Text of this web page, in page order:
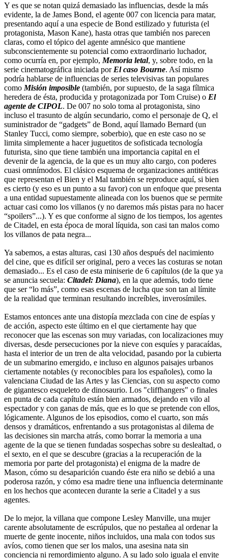
Y es que se notan quizá demasiado las influencias, desde la más
evidente, la de James Bond, el agente 007 con licencia para matar,
presentando aquí a una especie de Bond estilizado y futurista (el
protagonista, Mason Kane), hasta otras que también nos parecen
claras, como el tópico del agente amnésico que mantiene
subconscientemente su potencial como extraordinario luchador,
como ocurría en, por ejemplo, Memoria letal, y, sobre todo, en la
serie cinematográfica iniciada por El caso Bourne. Así mismo
podría hablarse de influencias de series televisivas tan populares
como Misión imposible (también, por supuesto, de la saga fílmica
heredera de ésta, producida y protagonizada por Tom Cruise) o El
agente de CIPOL. De 007 no solo toma al protagonista, sino
incluso el trasunto de algún secundario, como el personaje de Q, el
suministrador de “gadgets” de Bond, aquí llamado Bernard (un
Stanley Tucci, como siempre, soberbio), que en este caso no se
limita simplemente a hacer juguetitos de sofisticada tecnología
futurista, sino que tiene también una importancia capital en el
devenir de la agencia, de la que es un muy alto cargo, con poderes
cuasi omnímodos. El clásico esquema de organizaciones antitéticas
que representan el Bien y el Mal también se reproduce aquí, si bien
es cierto (y eso es un punto a su favor) con un enfoque que presenta
a una entidad supuestamente alineada con los buenos que se permite
actuar casi como los villanos (y no daremos más pistas para no hacer
“spoilers”...). Y es que conforme al signo de los tiempos, los agentes
de Citadel, en esta época de moral líquida, son casi tan malos como
los villanos de pata negra...
Ya sabemos, a estas alturas, casi 130 años después del nacimiento
del cine, que es difícil ser original, pero a veces las costuras se notan
demasiado... Es el caso de esta miniserie de 6 capítulos (de la que ya
se anuncia secuela: Citadel: Diana), en la que además, todo tiene
que ser “lo más”, como esas escenas de lucha que son tan al límite
de la realidad que terminan resultando increíbles, inverosímiles.
Estamos entonces ante una distopía mezclada con cine de espías y
de acción, aspecto este último en el que ciertamente hay que
reconocer que las escenas son muy variadas, con localizaciones muy
diversas, desde persecuciones por la nieve con esquíes y paracaídas,
hasta el interior de un tren de alta velocidad, pasando por la cubierta
de un submarino emergido, e incluso en algunos paisajes urbanos
ciertamente notables (y reconocibles para los españoles), como la
valenciana Ciudad de las Artes y las Ciencias, con su aspecto como
de gigantesco esqueleto de dinosaurio. Los "cliffhangers" o finales
en punta de cada capítulo están bien armados, dejando en vilo al
espectador y con ganas de más, que es lo que se pretende con ellos,
lógicamente. Algunos de los episodios, como el cuarto, son más
densos y dramáticos, enfrentando a sus protagonistas al dilema de
las decisiones sin marcha atrás, como borrar la memoria a una
agente de la que se tienen fundadas sospechas sobre su deslealtad, o
el sexto, en el que se descubre (gracias a la recuperación de la
memoria por parte del protagonista) el enigma de la madre de
Mason, cómo su desaparición cuando éste era niño se debió a una
poderosa razón, y cómo esa madre tiene una influencia determinante
en los hechos que acontecen durante la serie a Citadel y a sus
agentes.
De lo mejor, la villana que compone Lesley Manville, una mujer
carente absolutamente de escrúpulos, que no pestañea al ordenar la
muerte de gente inocente, niños incluidos, una mala con todos sus
avíos, como tienen que ser los malos, una asesina nata sin
conciencia ni remordimiento alguno. A su lado solo iguala el envite